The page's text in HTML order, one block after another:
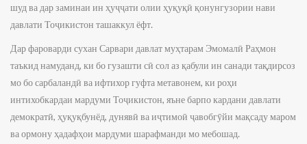
шуд ва дар заминаи ин ҳуҷҷати олии ҳуқуқӣ қонунгузории нави
давлати Тоҷикистон ташаккул ёфт.
Дар фароварди сухан Сарвари давлат муҳтарам Эмомалӣ Раҳмон
таъкид намуданд, ки бо гузашти сӣ сол аз қабули ин санади тақдирсоз
мо бо сарбаландӣ ва ифтихор гуфта метавонем, ки роҳи
интихобкардаи мардуми Тоҷикистон, яъне барпо кардани давлати
демократӣ, ҳуқуқбунёд, дунявӣ ва иҷтимоӣ ҷавобгӯйи мақсаду маром
ва ормону ҳадафҳои мардуми шарафманди мо мебошад.